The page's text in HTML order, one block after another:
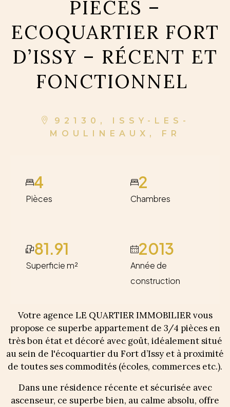
PIÈCES –
ECOQUARTIER FORT
D’ISSY – RÉCENT ET
FONCTIONNEL
92130, ISSY-LES-
MOULINEAUX, FR
Votre agence LE QUARTIER IMMOBILIER vous
propose ce superbe appartement de 3/4 pièces en
très bon état et décoré avec goût, idéalement situé
au sein de l'écoquartier du Fort d’Issy et à proximité
de toutes ses commodités (écoles, commerces etc.).
Dans une résidence récente et sécurisée avec
ascenseur, ce superbe bien, au calme absolu, offre
Pièces
4
Chambres
2
Superficie m²
81.91
Année de
construction
2013